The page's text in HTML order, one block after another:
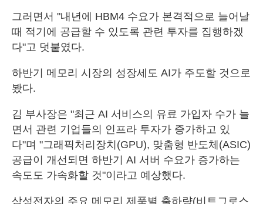
그러면서 "내년에 HBM4 수요가 본격적으로 늘어날
때 적기에 공급할 수 있도록 관련 투자를 집행하겠
다"고 덧붙였다.
하반기 메모리 시장의 성장세도 AI가 주도할 것으로
봤다.
김 부사장은 "최근 AI 서비스의 유료 가입자 수가 늘
면서 관련 기업들의 인프라 투자가 증가하고 있
다"며 "그래픽처리장치(GPU), 맞춤형 반도체(ASIC)
공급이 개선되면 하반기 AI 서버 수요가 증가하는
속도도 가속화할 것"이라고 예상했다.
삼성전자의 주요 메모리 제품별 출하량(비트그로스